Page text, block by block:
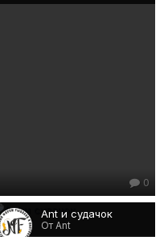
0
Ant и судачок
От Ant